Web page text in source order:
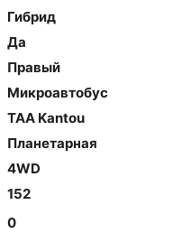
Гибрид
Да
Правый
Микроавтобус
TAA Kantou
Планетарная
4WD
152
0